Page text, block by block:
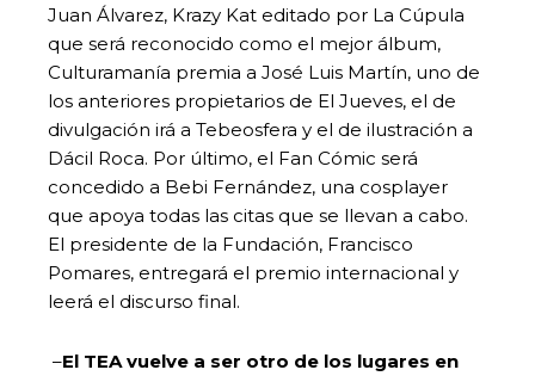
Juan Álvarez, Krazy Kat editado por La Cúpula
que será reconocido como el mejor álbum,
Culturamanía premia a José Luis Martín, uno de
los anteriores propietarios de El Jueves, el de
divulgación irá a Tebeosfera y el de ilustración a
Dácil Roca. Por último, el Fan Cómic será
concedido a Bebi Fernández, una cosplayer
que apoya todas las citas que se llevan a cabo.
El presidente de la Fundación, Francisco
Pomares, entregará el premio internacional y
leerá el discurso final.
–El TEA vuelve a ser otro de los lugares en